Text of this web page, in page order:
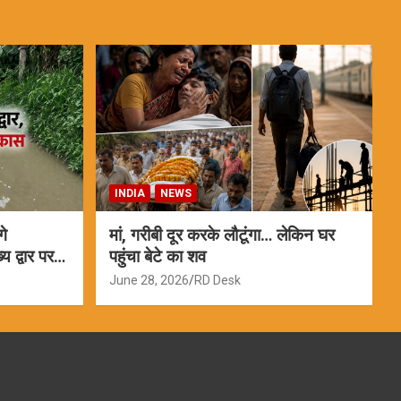
पर
INDIA NEWS
मां, गरीबी दूर करके लौटूंगा… लेकिन घर
पहुंचा बेटे का शव
June 28, 2026 RD Desk